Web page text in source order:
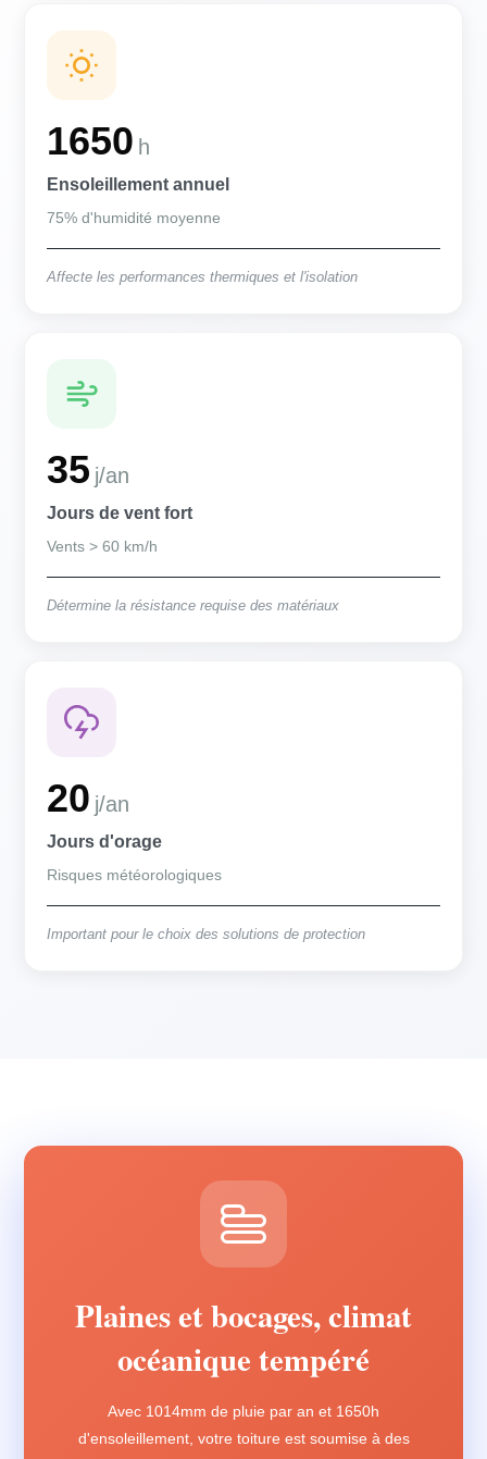
1650 h
Ensoleillement annuel
75% d'humidité moyenne
Affecte les performances thermiques et l'isolation
35 j/an
Jours de vent fort
Vents > 60 km/h
Détermine la résistance requise des matériaux
20 j/an
Jours d'orage
Risques météorologiques
Important pour le choix des solutions de protection
Plaines et bocages, climat
océanique tempéré
Avec 1014mm de pluie par an et 1650h
d'ensoleillement, votre toiture est soumise à des